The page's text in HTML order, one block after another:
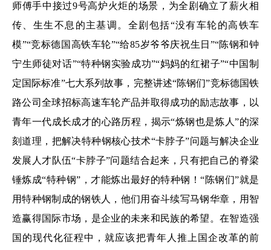
师傅手中接过9号高炉火炬的场景，为全剧确立了薪火相
传、生生不息的主基调。全剧包括“没有车轮的高铁车
模”“竞标德国高铁车轮”“给85岁爷爷庆祝生日”“陈钢和钟
宁生师徒对话”“特种钢实验成功”“妈妈的红裙子”“中国制
定国际标准”七大系列故事，完整讲述“陈钢们”竞标德国铁
路公司全球招标高速车轮产品并取得成功的励志故事，以
青年一代成长成才的心路历程，揭示“炼钢也是炼人”的深
刻道理，把解决特种钢核心技术“卡脖子”问题与解决企业
发展人才队伍“卡脖子”问题结合起来，只有把自己的脊梁
锤炼成“特种钢”，才能炼出最好的特种钢！“陈钢们”就是
用特种钢制成的钢铁人，他们用奋斗续写马钢华章，用智
造赢得国际市场，是企业的未来和民族的希望。在智造强
国的现代化征程中，就应该把青年人推上国企改革的前